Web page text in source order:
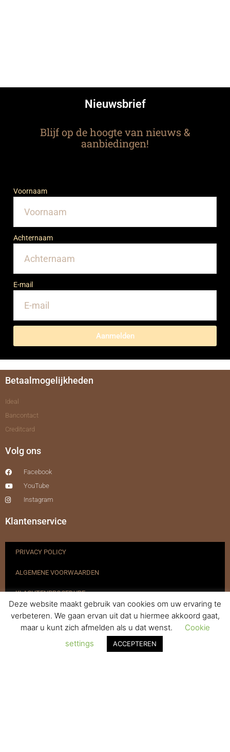
Nieuwsbrief
Blijf op de hoogte van nieuws &
aanbiedingen!
Voornaam
Achternaam
E-mail
Aanmelden
Betaalmogelijkheden
Ideal
Bancontact
Creditcard
Volg ons
Facebook
YouTube
Instagram
Klantenservice
PRIVACY POLICY
ALGEMENE VOORWAARDEN
KLACHTENPROCEDURE
VERZENDEN & RETOURNEREN
Deze website maakt gebruik van cookies om uw ervaring te
verbeteren. We gaan ervan uit dat u hiermee akkoord gaat,
maar u kunt zich afmelden als u dat wenst.
Cookie
settings
ACCEPTEREN